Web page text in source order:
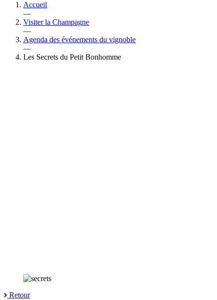
Accueil
—
Visiter la Champagne
—
Agenda des événements du vignoble
—
Les Secrets du Petit Bonhomme
Retour